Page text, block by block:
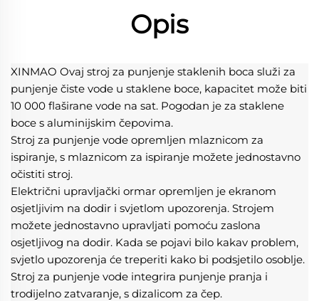
Opis
XINMAO Ovaj stroj za punjenje staklenih boca služi za
punjenje čiste vode u staklene boce, kapacitet može biti
10 000 flaširane vode na sat. Pogodan je za staklene
boce s aluminijskim čepovima.
Stroj za punjenje vode opremljen mlaznicom za
ispiranje, s mlaznicom za ispiranje možete jednostavno
očistiti stroj.
Električni upravljački ormar opremljen je ekranom
osjetljivim na dodir i svjetlom upozorenja. Strojem
možete jednostavno upravljati pomoću zaslona
osjetljivog na dodir. Kada se pojavi bilo kakav problem,
svjetlo upozorenja će treperiti kako bi podsjetilo osoblje.
Stroj za punjenje vode integrira punjenje pranja i
trodijelno zatvaranje, s dizalicom za čep.